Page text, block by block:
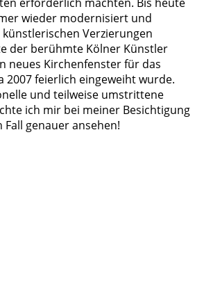
erforderlich machten. Bis heute
wieder modernisiert und
Verzierungen
der berühmte Kölner Künstler
neues Kirchenfenster für das
2007 feierlich eingeweiht wurde.
und teilweise umstrittene
ich mir bei meiner Besichtigung
genauer ansehen!